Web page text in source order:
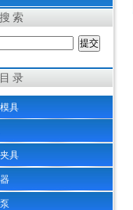
制设备（上海）有限公司
索
录
具
具